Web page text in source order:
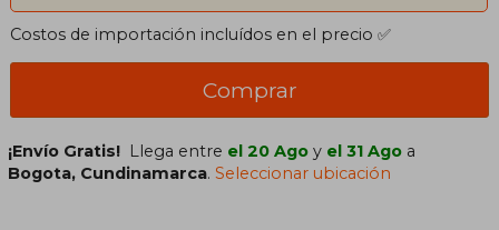
Costos de importación incluídos en el precio ✅
Comprar
¡Envío Gratis! Llega entre el 20 Ago y el 31 Ago a
Bogota, Cundinamarca.Seleccionar ubicación